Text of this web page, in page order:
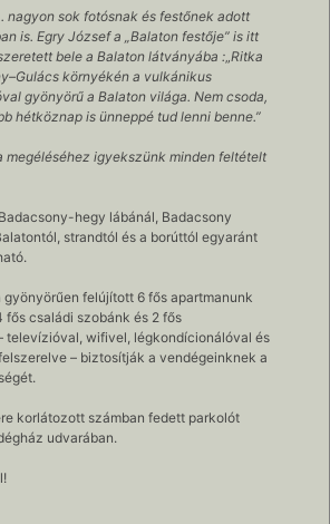
nagyon sok fotósnak és festőnek adott
is. Egry József a „Balaton festője” is itt
bele a Balaton látványába :„Ritka
környékén a vulkánikus
gyönyörű a Balaton világa. Nem csoda,
hétköznap is ünneppé tud lenni benne.”
megéléséhez igyekszünk minden feltételt
hegy lábánál, Badacsony
strandtól és a borúttól egyaránt
felújított 6 fős apartmanunk
fős családi szobánk és 2 fős
televízióval, wifivel, légkondícionálóval és
– biztosítják a vendégeinknek a
korlátozott számban fedett parkolót
udvarában.